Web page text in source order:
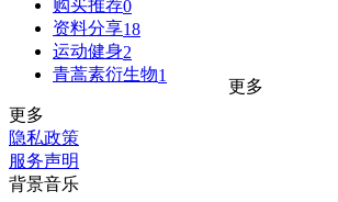
购买推荐0
资料分享18
运动健身2
青蒿素衍生物1
更多
更多
隐私政策
服务声明
背景音乐